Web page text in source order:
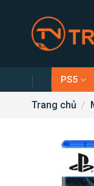
PS5
Trang chủ /